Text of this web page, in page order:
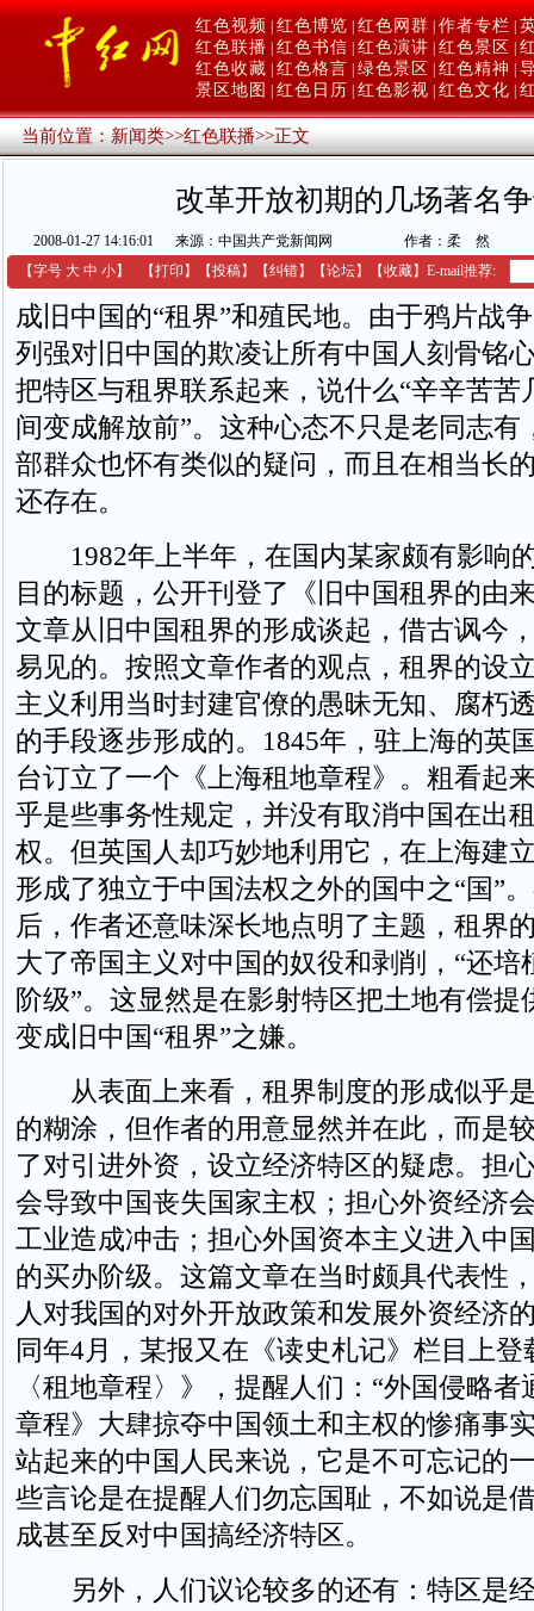
红色视频 红色博览 红色网群 作者专栏
红色联播 红色书信 红色演讲 红色景区
红色收藏 红色格言 绿色景区 红色精神
景区地图
红色日历 红色影视 红色文化
当前位置：新闻类>>红色联播>>正文
改革开放初期的几场著名
2008-01-27 14:16:01 来源：中国共产党新闻网
作者：柔 然
【字号 大 中 小】 【打印 】 【投稿】 【纠错】 【论坛】 【收藏】 E-mail推荐:
成旧中国的“租界”和殖民地。由于鸦片战
列强对旧中国的欺凌让所有中国人刻骨铭
把特区与租界联系起来，说什么“辛辛苦苦
间变成解放前”。这种心态不只是老同志有
部群众也怀有类似的疑问，而且在相当长
还存在。
1982年上半年，在国内某家颇有影响
目的标题，公开刊登了《旧中国租界的由
文章从旧中国租界的形成谈起，借古讽今
易见的。按照文章作者的观点，租界的设
主义利用当时封建官僚的愚昧无知、腐朽
的手段逐步形成的。1845年，驻上海的英
台订立了一个《上海租地章程》。粗看起
乎是些事务性规定，并没有取消中国在出
权。但英国人却巧妙地利用它，在上海建
形成了独立于中国法权之外的国中之“国”
后，作者还意味深长地点明了主题，租界
大了帝国主义对中国的奴役和剥削，“还培
阶级”。这显然是在影射特区把土地有偿提
变成旧中国“租界”之嫌。
从表面上来看，租界制度的形成似乎
的糊涂，但作者的用意显然并在此，而是
了对引进外资，设立经济特区的疑虑。担
会导致中国丧失国家主权；担心外资经济
工业造成冲击；担心外国资本主义进入中
的买办阶级。这篇文章在当时颇具代表性
人对我国的对外开放政策和发展外资经济
同年4月，某报又在《读史札记》栏目上登
〈租地章程〉》，提醒人们：“外国侵略
章程》大肆掠夺中国领土和主权的惨痛
站起来的中国人民来说，它是不可忘记的
些言论是在提醒人们勿忘国耻，不如说是
成甚至反对中国搞经济特区。
另外，人们议论较多的还有：特区是